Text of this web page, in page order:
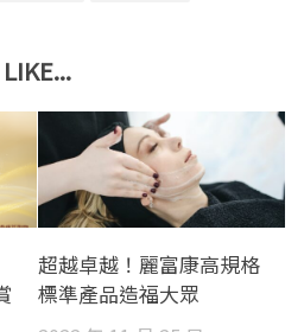
超越卓越！麗富康高規格
標準產品造福大眾